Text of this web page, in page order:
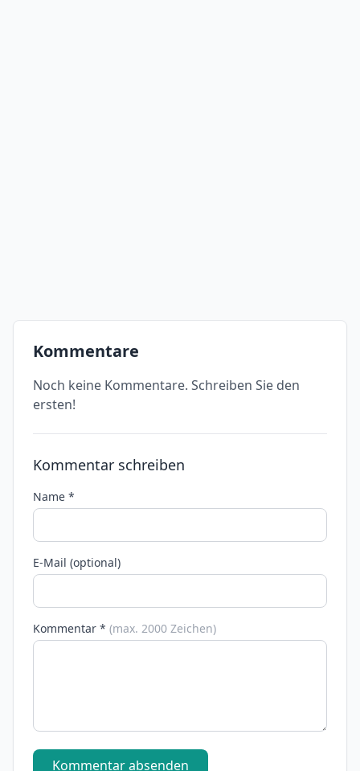
Kommentare
Noch keine Kommentare. Schreiben Sie den
ersten!
Kommentar schreiben
Name *
E-Mail (optional)
Kommentar * (max. 2000 Zeichen)
Kommentar absenden